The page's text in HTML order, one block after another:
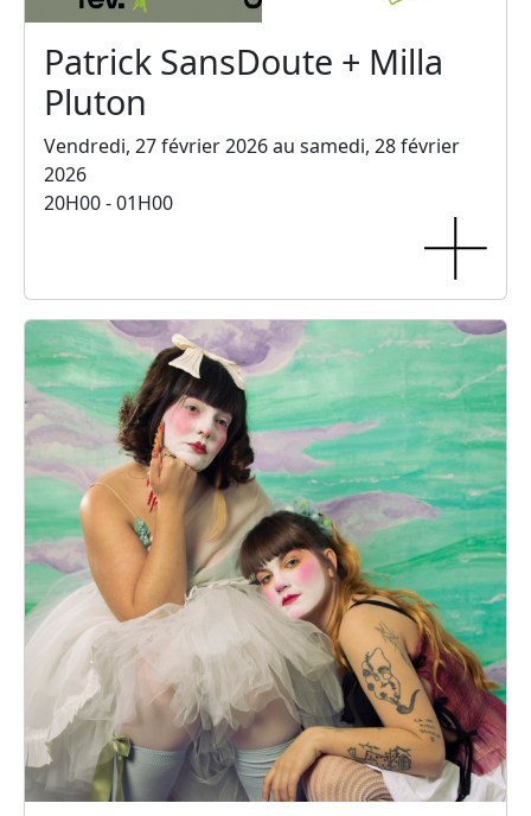
Patrick SansDoute + Milla
Pluton
Vendredi, 27 février 2026 au samedi, 28 février
2026
20H00 - 01H00